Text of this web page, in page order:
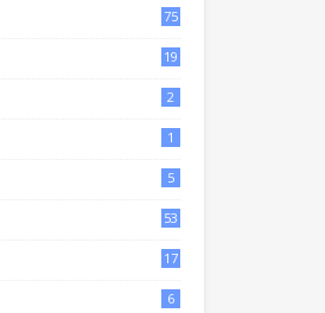
75
19
2
1
5
53
17
6